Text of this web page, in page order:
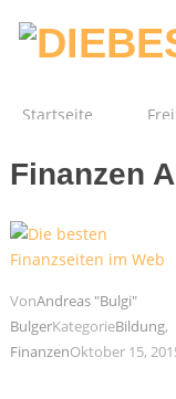
Startseite
Technik Film
Finanzen
VonAndreas "Bulgi"
BulgerKategorieBildung,
FinanzenOktober 15,